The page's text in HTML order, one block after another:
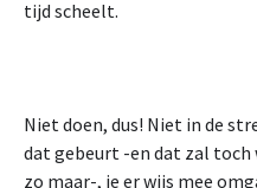
tijd scheelt.
Niet doen, dus! Niet in de
dat gebeurt -en dat zal
zo maar-, je er wijs mee